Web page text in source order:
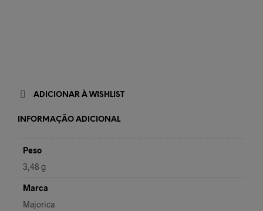
ADICIONAR À WISHLIST
INFORMAÇÃO ADICIONAL
Peso
3,48 g
Marca
Majorica